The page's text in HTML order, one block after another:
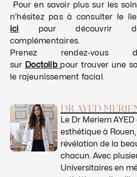
Pour en savoir plus sur les
n’hésitez pas à consulter le
ici
pour découvrir
complémentaires.
Prenez rendez-vous
sur Doctolib pour trouver une
le rajeunissement facial.
DR AYED
Le Dr Meriem
esthétique à
révélation de la
chacun. Avec
Universitaires en